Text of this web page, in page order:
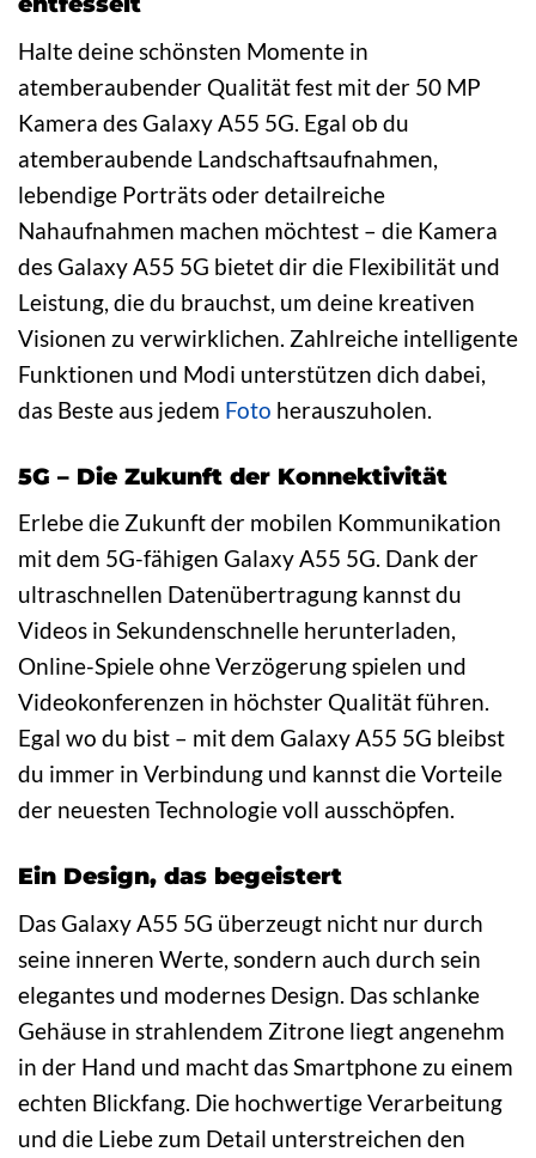
Halte deine schönsten Momente in
atemberaubender Qualität fest mit der 50 MP
Kamera des Galaxy A55 5G. Egal ob du
atemberaubende Landschaftsaufnahmen,
lebendige Porträts oder detailreiche
Nahaufnahmen machen möchtest – die Kamera
des Galaxy A55 5G bietet dir die Flexibilität und
Leistung, die du brauchst, um deine kreativen
Visionen zu verwirklichen. Zahlreiche intelligente
Funktionen und Modi unterstützen dich dabei,
das Beste aus jedem Foto herauszuholen.
5G – Die Zukunft der Konnektivität
Erlebe die Zukunft der mobilen Kommunikation
mit dem 5G-fähigen Galaxy A55 5G. Dank der
ultraschnellen Datenübertragung kannst du
Videos in Sekundenschnelle herunterladen,
Online-Spiele ohne Verzögerung spielen und
Videokonferenzen in höchster Qualität führen.
Egal wo du bist – mit dem Galaxy A55 5G bleibst
du immer in Verbindung und kannst die Vorteile
der neuesten Technologie voll ausschöpfen.
Ein Design, das begeistert
Das Galaxy A55 5G überzeugt nicht nur durch
seine inneren Werte, sondern auch durch sein
elegantes und modernes Design. Das schlanke
Gehäuse in strahlendem Zitrone liegt angenehm
in der Hand und macht das Smartphone zu einem
echten Blickfang. Die hochwertige Verarbeitung
und die Liebe zum Detail unterstreichen den